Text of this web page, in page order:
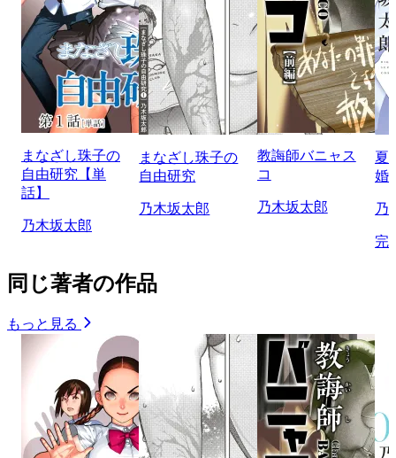
まなざし珠子の
自由研究【単
話】
乃木坂太郎
まなざし珠子の
自由研究
乃木坂太郎
教誨師バニャス
コ
乃木坂太郎
夏
婚
乃
完
同じ著者の作品
もっと見る